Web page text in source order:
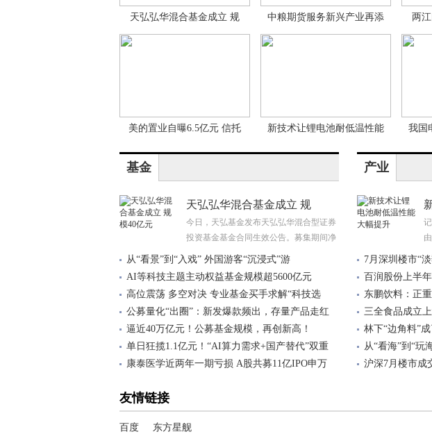
天弘弘华混合基金成立 规 中粮期货服务新兴产业再添 两
美的置业自曝6.5亿元 信托 新技术让锂电池耐低温性能 我国
基金
天弘弘华混合基金成立 规
今日，天弘基金发布天弘弘华混合型证券
投资基金基金合同生效公告。募集期间净
从“看景”到“入戏” 外国游客“沉浸式”游
AI等科技主题主动权益基金规模超5600亿元
高位震荡 多空对决 专业基金买手求解“科技选
公募量化“出圈”：新发爆款频出，存量产品走红
逼近40万亿元！公募基金规模，再创新高！
单日狂揽1.1亿元！“AI算力需求+国产替代”双重
康泰医学近两年一期亏损 A股共募11亿IPO申万
产业
7月深圳楼市“
百润股份上半
东鹏饮料：正
三全食品成立
林下“边角料”
从“看海”到“玩
沪深7月楼市成
友情链接
百度 东方星舰